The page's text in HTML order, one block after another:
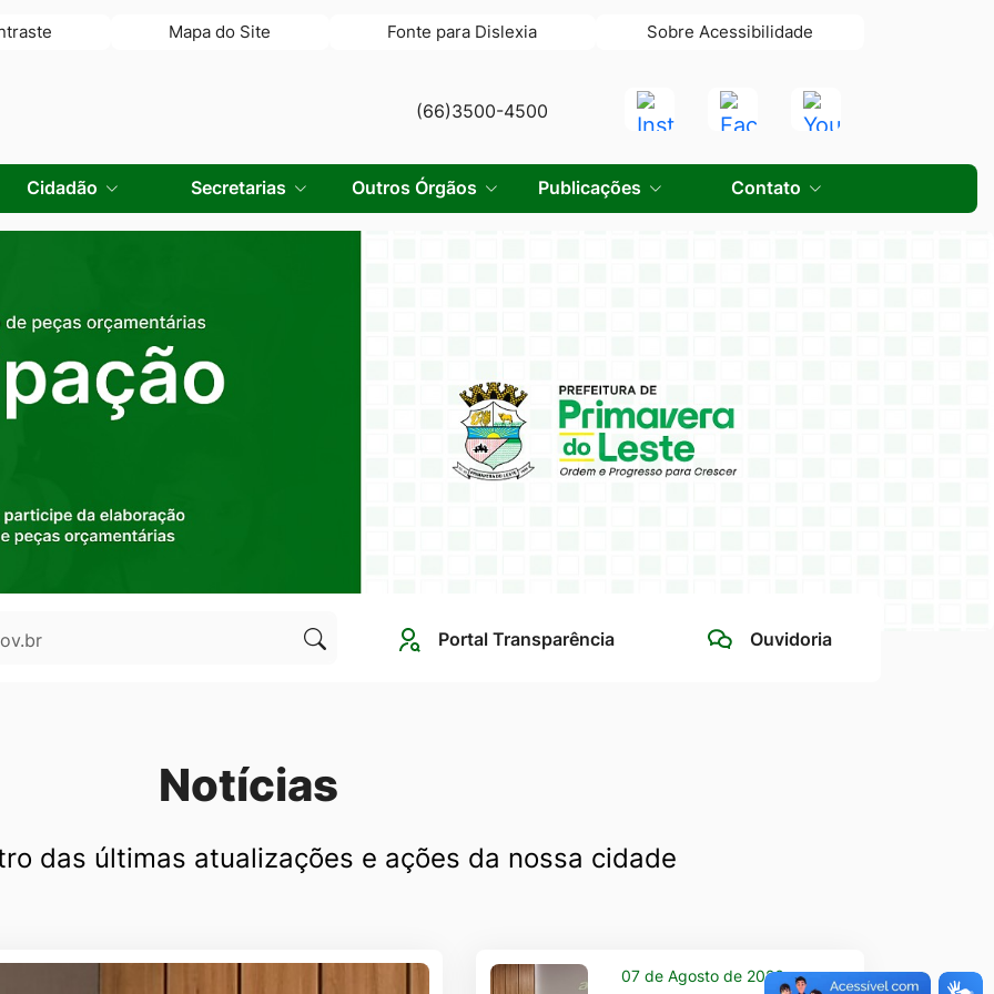
Mapa do Site Fonte para Dislexia Sobre Acessibilidade
(66)3500-4500
Acessar
a
Rede
Social
Acessar
a
Rede
Social
Acessar
Rede
Social
Cidadão Secretarias Outros Órgãos Publicações Contato
no
site
Portal Transparência Ouvidoria
Notícias
das últimas atualizações e ações da nossa cidade
07 de Agosto de 2026